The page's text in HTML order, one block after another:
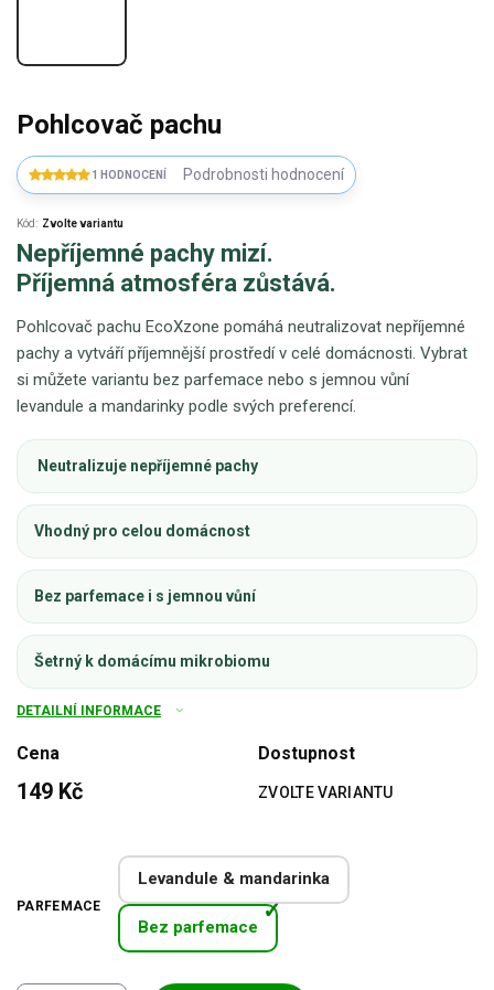
Pohlcovač pachu
1 HODNOCENÍ Podrobnosti hodnocení
Kód: Zvolte variantu
Nepříjemné pachy mizí.
Příjemná atmosféra zůstává.
Pohlcovač pachu EcoXzone pomáhá neutralizovat nepříjemné
pachy a vytváří příjemnější prostředí v celé domácnosti. Vybrat
si můžete variantu bez parfemace nebo s jemnou vůní
levandule a mandarinky podle svých preferencí.
Neutralizuje nepříjemné pachy
Vhodný pro celou domácnost
Bez parfemace i s jemnou vůní
Šetrný k domácímu mikrobiomu
DETAILNÍ INFORMACE
Cena
149 Kč
Dostupnost
ZVOLTE VARIANTU
PARFEMACE
Levandule & mandarinka
Bez parfemace